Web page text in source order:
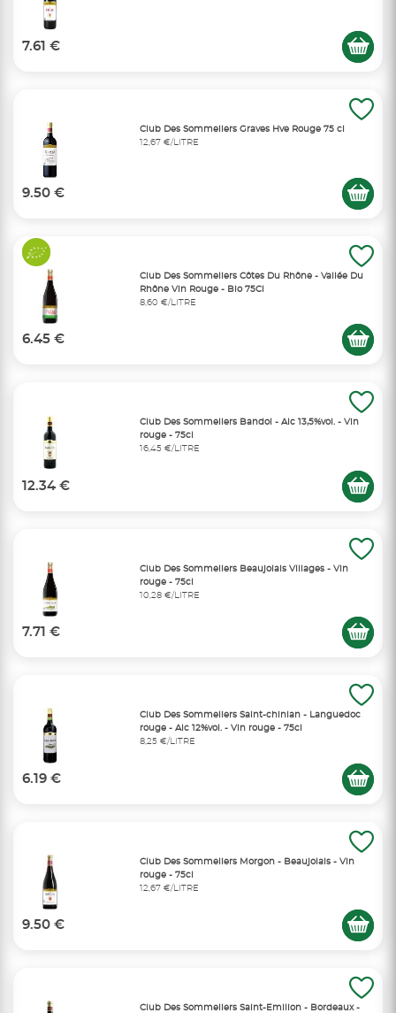
7.61 €
Club Des Sommeliers Graves Hve Rouge 75 cl
12,67 €/LITRE
9.50 €
Club Des Sommeliers Côtes Du Rhône - Vallée Du
Rhône Vin Rouge - Bio 75Cl
8,60 €/LITRE
6.45 €
Club Des Sommeliers Bandol - Alc 13,5%vol. - Vin
rouge - 75cl
16,45 €/LITRE
12.34 €
Club Des Sommeliers Beaujolais Villages - Vin
rouge - 75cl
10,28 €/LITRE
7.71 €
Club Des Sommeliers Saint-chinian - Languedoc
rouge - Alc 12%vol. - Vin rouge - 75cl
8,25 €/LITRE
6.19 €
Club Des Sommeliers Morgon - Beaujolais - Vin
rouge - 75cl
12,67 €/LITRE
9.50 €
Club Des Sommeliers Saint-Emilion - Bordeaux -